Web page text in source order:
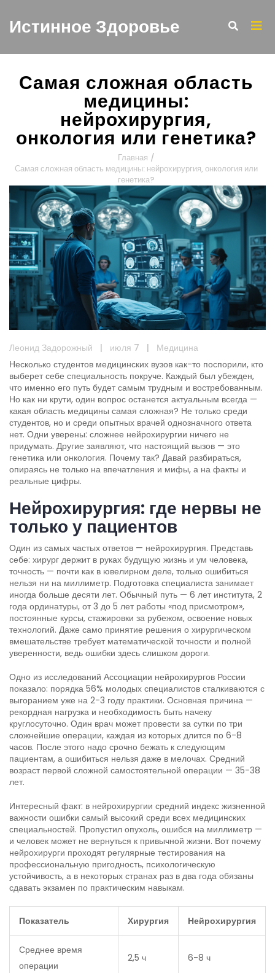
Истинное Здоровье
Самая сложная область
медицины:
нейрохирургия,
онкология или генетика?
Главная /
Самая сложная область медицины: нейрохирургия, онкология или
генетика?
Леонид Задорожный | июля 7 |
Медицина
Несколько студентов медицинских вузов как-то поспорили, кто
выберет себе специальность покруче. Каждый был убежден,
что именно его путь будет самым трудным и востребованным.
Но как ни крути, один вопрос останется актуальным всегда —
какая область медицины самая сложная? Не только среди
студентов, но и среди опытных врачей однозначного ответа
нет. Одни уверены: сложнее нейрохирургии ничего не
придумать. Другие заявляют, что настоящий вызов — это
генетика или онкология. Почему так? Давай разбираться,
опираясь не только на впечатления и мифы, а на факты и
реальные цифры.
Нейрохирургия: где нервы не
только у пациентов
Один из самых частых ответов — нейрохирургия. Представь
себе: хирург держит в руках будущую жизнь и ум человека,
точность — почти как в ювелирном деле, только ошибиться
нельзя ни на миллиметр. Подготовка специалиста занимает
иногда больше десяти лет. Обычный путь — 6 лет института, 2
года ординатуры, от 3 до 5 лет работы «под присмотром»,
постоянные курсы, стажировки за рубежом, освоение новых
технологий. Даже само принятие решения о хирургическом
вмешательстве требует математической точности и полной
уверенности, ведь ошибки здесь слишком дороги.
Одно из исследований Ассоциации нейрохирургов России
показало: порядка 56% молодых специалистов сталкиваются с
выгоранием уже на 2-3 году практики. Основная причина —
рекордная нагрузка и необходимость быть начеку
круглосуточно. Один врач может провести за сутки по три
сложнейшие операции, каждая из которых длится по 6-8
часов. После этого надо срочно бежать к следующим
пациентам, а ошибиться нельзя даже в мелочах. Средний
возраст первой сложной самостоятельной операции — 35-38
лет.
Интересный факт: в нейрохирургии средний индекс жизненной
важности ошибки самый высокий среди всех медицинских
специальностей. Пропустил опухоль, ошибся на миллиметр —
и человек может не вернуться к привычной жизни. Вот почему
нейрохирурги проходят регулярные тестирования на
профессиональную пригодность, психологическую
устойчивость, а в некоторых странах раз в два года обязаны
сдавать экзамен по практическим навыкам.
Показатель Хирургия Нейрохирургия
Среднее время
операции
2,5 ч 6-8 ч